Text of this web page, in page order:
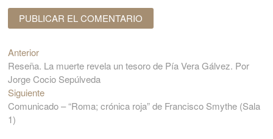
N
a
v
e
Anterior
n
t
r
a
Reseña. La muerte revela un tesoro de Pía Vera Gálvez. Por
Jorge Cocio Sepúlveda
Siguiente
n
Comunicado – “Roma; crónica roja” de Francisco Smythe (Sala
1)